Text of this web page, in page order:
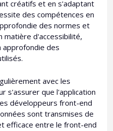
créatifs et en s'adaptant
des compétences en
des normes et
matière d'accessibilité,
approfondie des
avec les
s'assurer que l'application
développeurs front-end
sont transmises de
efficace entre le front-end